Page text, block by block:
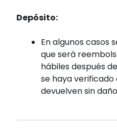
Depósito:
En algunos casos
que será
hábiles después
se haya
devuelven sin